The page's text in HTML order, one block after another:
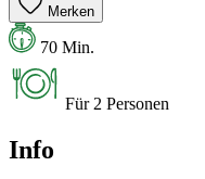
Merken
70 Min.
Für 2 Personen
Info